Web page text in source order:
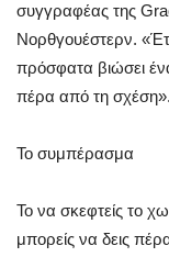
συγγραφέας της
Νορθγουέστερν.
πρόσφατα βιώσει
πέρα από τη σχέση».
Το συμπέρασμα
Το να σκεφτείς το
μπορείς να δεις